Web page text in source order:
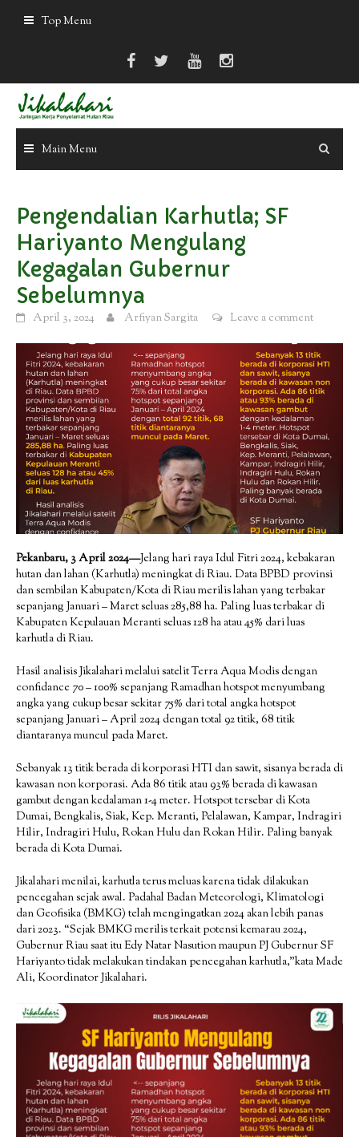
Top Menu
Main Menu
Pengendalian Karhutla; SF
Hariyanto Mengulang
Kegagalan Gubernur
Sebelumnya
April 3, 2024 Arfiyan Sargita Leave a comment
Pekanbaru, 3 April 2024—Jelang hari raya Idul Fitri 2024, kebakaran
hutan dan lahan (Karhutla) meningkat di Riau. Data BPBD provinsi
dan sembilan Kabupaten/Kota di Riau merilis lahan yang terbakar
sepanjang Januari – Maret seluas 285,88 ha. Paling luas terbakar di
Kabupaten Kepulauan Meranti seluas 128 ha atau 45% dari luas
karhutla di Riau.
Hasil analisis Jikalahari melalui satelit Terra Aqua Modis dengan
confidance 70 – 100% sepanjang Ramadhan hotspot menyumbang
angka yang cukup besar sekitar 75% dari total angka hotspot
sepanjang Januari – April 2024 dengan total 92 titik, 68 titik
diantaranya muncul pada Maret.
Sebanyak 13 titik berada di korporasi HTI dan sawit, sisanya berada di
kawasan non korporasi. Ada 86 titik atau 93% berada di kawasan
gambut dengan kedalaman 1-4 meter. Hotspot tersebar di Kota
Dumai, Bengkalis, Siak, Kep. Meranti, Pelalawan, Kampar, Indragiri
Hilir, Indragiri Hulu, Rokan Hulu dan Rokan Hilir. Paling banyak
berada di Kota Dumai.
Jikalahari menilai, karhutla terus meluas karena tidak dilakukan
pencegahan sejak awal. Padahal Badan Meteorologi, Klimatologi
dan Geofisika (BMKG) telah mengingatkan 2024 akan lebih panas
dari 2023. “Sejak BMKG merilis terkait potensi kemarau 2024,
Gubernur Riau saat itu Edy Natar Nasution maupun PJ Gubernur SF
Hariyanto tidak melakukan tindakan pencegahan karhutla,”kata Made
Ali, Koordinator Jikalahari.